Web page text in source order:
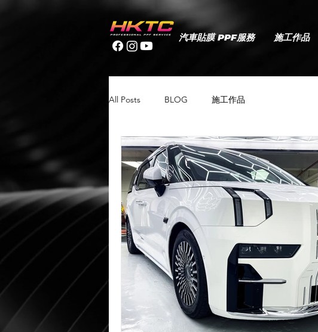
汽車貼膜 PPF服務 施工作品
All Posts BLOG 施工作品